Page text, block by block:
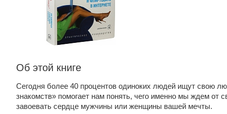
Об этой книге
Сегодня более 40 процентов одиноких людей ищут свою
знакомств» помогает нам понять, чего именно мы ждем от
завоевать сердце мужчины или женщины вашей мечты.